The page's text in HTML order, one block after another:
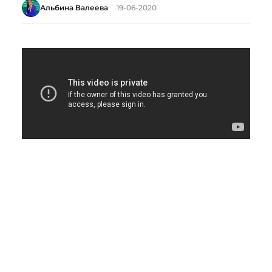
Альбина Валеева 19-06-2020